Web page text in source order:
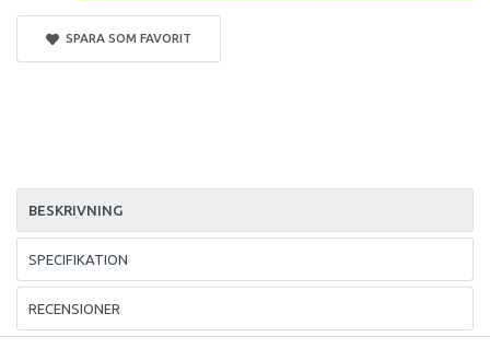
SPARA SOM FAVORIT
BESKRIVNING
SPECIFIKATION
RECENSIONER